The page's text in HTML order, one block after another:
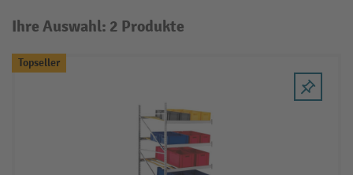
Ihre Auswahl: 2 Produkte
Topseller